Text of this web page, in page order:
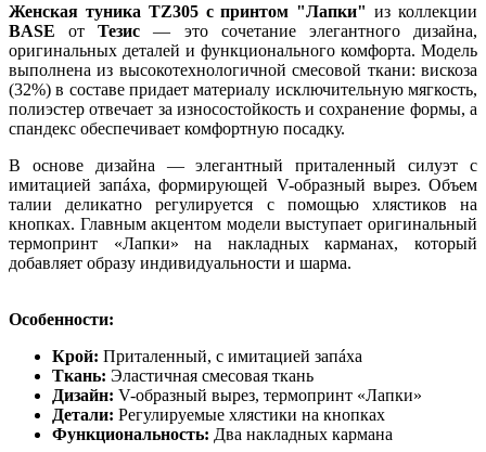
Женская туника TZ305 с принтом "Лапки" из коллекции
BASE отТезис — это сочетание элегантного дизайна,
оригинальных деталей и функционального комфорта. Модель
выполнена из высокотехнологичной смесовой ткани: вискоза
(32%) в составе придает материалу исключительную мягкость,
полиэстер отвечает за износостойкость и сохранение формы, а
спандекс обеспечивает комфортную посадку.
В основе дизайна — элегантный приталенный силуэт с
имитацией запáха, формирующей V-образный вырез. Объем
талии деликатно регулируется с помощью хлястиков на
кнопках. Главным акцентом модели выступает оригинальный
термопринт «Лапки» на накладных карманах, который
добавляет образу индивидуальности и шарма.
Особенности:
Крой: Приталенный, с имитацией запáха
Ткань: Эластичная смесовая ткань
Дизайн: V-образный вырез, термопринт «Лапки»
Детали: Регулируемые хлястики на кнопках
Функциональность: Два накладных кармана